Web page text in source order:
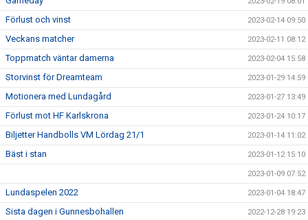
Förlust och vinst 2023-02-14 09:50
Veckans matcher 2023-02-11 08:12
Toppmatch väntar damerna 2023-02-04 15:58
Storvinst för Dreamteam 2023-01-29 14:59
Motionera med Lundagård 2023-01-27 13:49
Förlust mot HF Karlskrona 2023-01-24 10:17
Biljetter Handbolls VM Lördag 21/1 2023-01-14 11:02
Bäst i stan 2023-01-12 15:10
2023-01-09 07:52
Lundaspelen 2022 2023-01-04 18:47
Sista dagen i Gunnesbohallen 2022-12-28 19:23